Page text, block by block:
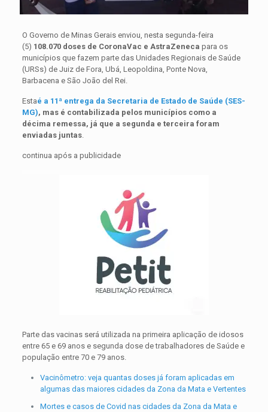
O Governo de Minas Gerais enviou, nesta segunda-feira
(5) 108.070 doses de CoronaVac e AstraZeneca para os
municípios que fazem parte das Unidades Regionais de Saúde
(URSs) de Juiz de Fora, Ubá, Leopoldina, Ponte Nova,
Barbacena e São João del Rei.
Estaé a 11ª entrega da Secretaria de Estado de Saúde (SES-
MG), mas é contabilizada pelos municípios como a
décima remessa, já que a segunda e terceira foram
enviadas juntas.
continua após a publicidade
Parte das vacinas será utilizada na primeira aplicação de idosos
entre 65 e 69 anos e segunda dose de trabalhadores de Saúde e
população entre 70 e 79 anos.
Vacinômetro: veja quantas doses já foram aplicadas em
algumas das maiores cidades da Zona da Mata e Vertentes
Mortes e casos de Covid nas cidades da Zona da Mata e